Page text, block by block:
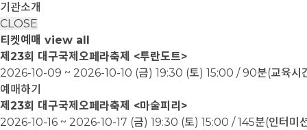
기관소개
CLOSE
티켓예매 view all
제23회 대구국제오페라축제 <투란도트>
2026-10-09 ~ 2026-10-10 (금) 19:30 (토) 15:00 / 90분(교육시
예매하기
제23회 대구국제오페라축제 <마술피리>
2026-10-16 ~ 2026-10-17 (금) 19:30 (토) 15:00 / 145분(인터미